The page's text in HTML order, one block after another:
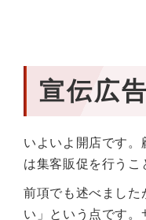
宣伝広
いよいよ開店です
は集客販促を行うこ
前項でも述べました
い」という点です